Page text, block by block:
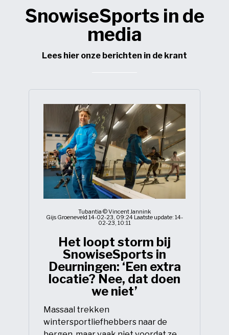
SnowiseSports in de
media
Lees hier onze berichten in de krant
Tubantia © Vincent Jannink
Gijs Groeneveld 14-02-23, 09:24 Laatste update: 14-
02-23, 10:11
Het loopt storm bij
SnowiseSports in
Deurningen: ‘Een extra
locatie? Nee, dat doen
we niet’
Massaal trekken
wintersportliefhebbers naar de